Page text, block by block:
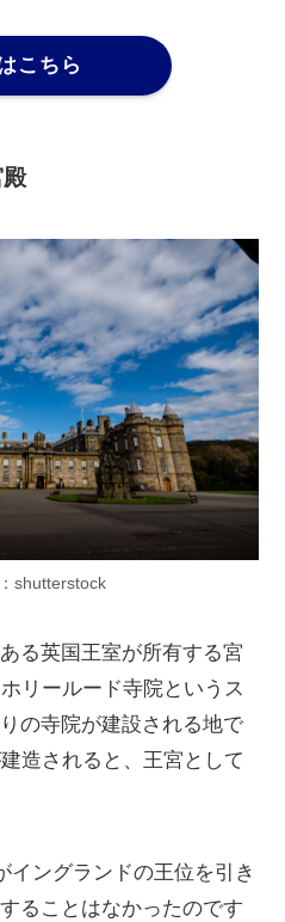
こちら
shutterstock
る英国王室が所有する宮
リールード寺院というス
の寺院が建設される地で
造されると、王宮として
イングランドの王位を引き
ることはなかったのです